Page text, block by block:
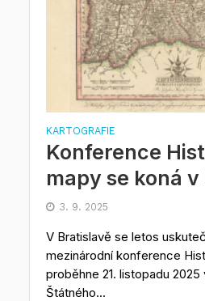
KARTOGRAFIE
Konference
mapy se koná
3. 9. 2025
V Bratislavě se letos
mezinárodní konference
proběhne 21. listopadu
Štátného...